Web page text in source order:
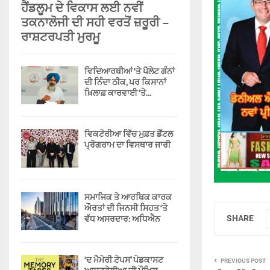
SHARE
PREVIOUS POST
ਹੈਂਡਲੂਮ ਦੇ ਵਿਕਾਸ ਲਈ ਨਵੀਂ
ਤਕਨਾਲੋਜੀ ਦੀ ਸਹੀ ਵਰਤੋਂ ਜ਼ਰੂਰੀ –
ਰਾਸ਼ਟਰਪਤੀ ਮੁਰਮੂ
ਵਿਦਿਆਰਥੀਆਂ ‘ਤੇ ਪੈਲੇਟ ਗੰਨਾਂ
ਦੀ ਨਿੰਦਾ ਠੀਕ, ਪਰ ਕਿਸਾਨਾਂ
ਖ਼ਿਲਾਫ਼ ਕਾਰਵਾਈ ‘ਤੇ...
ਵਿਕਟੋਰੀਆ ਵਿੱਚ ਮੁਫ਼ਤ ਡੈਂਟਲ
ਪ੍ਰੋਗਰਾਮ ਦਾ ਵਿਸਥਾਰ ਜਾਰੀ
ਸਮਾਜਿਕ ਤੇ ਆਰਥਿਕ ਕਾਰਕ
ਔਰਤਾਂ ਦੀ ਜਿਨਸੀ ਸਿਹਤ ‘ਤੇ
ਵੱਧ ਅਸਰਦਾਰ: ਅਧਿਐਨ
‘ਦ ਮੈਮੋਰੀ ਟੇਪਸ’ ਪੋਡਕਾਸਟ